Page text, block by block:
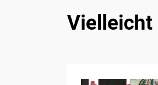
Vielleicht